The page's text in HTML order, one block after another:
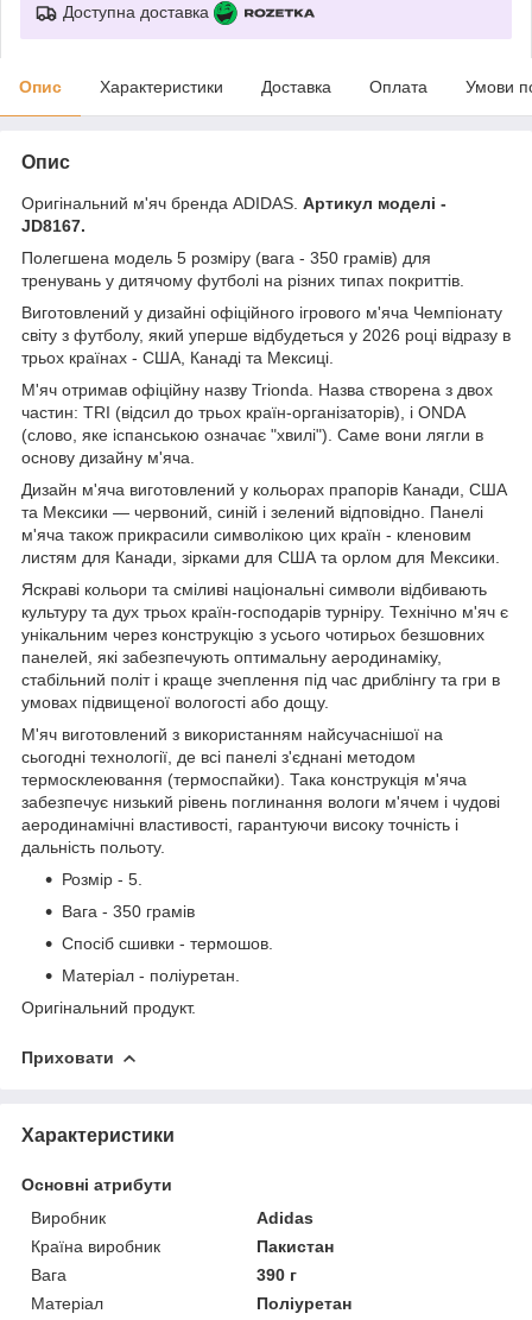
Доступна доставка
Опис Характеристики Доставка Оплата Умови
Опис
Оригінальний м'яч бренда ADIDAS. Артикул моделі -
JD8167.
Полегшена модель 5 розміру (вага - 350 грамів) для
тренувань у дитячому футболі на різних типах покриттів.
Виготовлений у дизайні офіційного ігрового м'яча Чемпіонату
світу з футболу, який уперше відбудеться у 2026 році відразу в
трьох країнах - США, Канаді та Мексиці.
М'яч отримав офіційну назву Trionda. Назва створена з двох
частин: TRI (відсил до трьох країн-організаторів), і ONDA
(слово, яке іспанською означає "хвилі"). Саме вони лягли в
основу дизайну м'яча.
Дизайн м'яча виготовлений у кольорах прапорів Канади, США
та Мексики — червоний, синій і зелений відповідно. Панелі
м'яча також прикрасили символікою цих країн - кленовим
листям для Канади, зірками для США та орлом для Мексики.
Яскраві кольори та сміливі національні символи відбивають
культуру та дух трьох країн-господарів турніру. Технічно м'яч є
унікальним через конструкцію з усього чотирьох безшовних
панелей, які забезпечують оптимальну аеродинаміку,
стабільний політ і краще зчеплення під час дриблінгу та гри в
умовах підвищеної вологості або дощу.
М'яч виготовлений з використанням найсучаснішої на
сьогодні технології, де всі панелі з'єднані методом
термосклеювання (термоспайки). Така конструкція м'яча
забезпечує низький рівень поглинання вологи м'ячем і чудові
аеродинамічні властивості, гарантуючи високу точність і
дальність польоту.
Розмір - 5.
Вага - 350 грамів
Спосіб сшивки - термошов.
Матеріал - поліуретан.
Оригінальний продукт.
Приховати
Характеристики
Основні атрибути
Виробник
Adidas
Країна виробник
Пакистан
Вага
390 г
Матеріал
Поліуретан